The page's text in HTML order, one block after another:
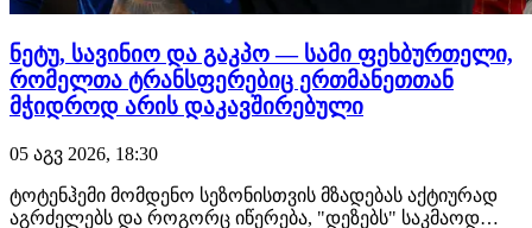
ნეტუ, სავინიო და გაკპო — სამი ფეხბურთელი,
რომელთა ტრანსფერებიც ერთმანეთთან
მჭიდროდ არის დაკავშირებული
05 აგვ 2026, 18:30
ტოტენჰემი მომდენო სეზონისთვის მზადებას აქტიურად
აგრძელებს და როგორც იწერება, "დეზებს" საკმაოდ